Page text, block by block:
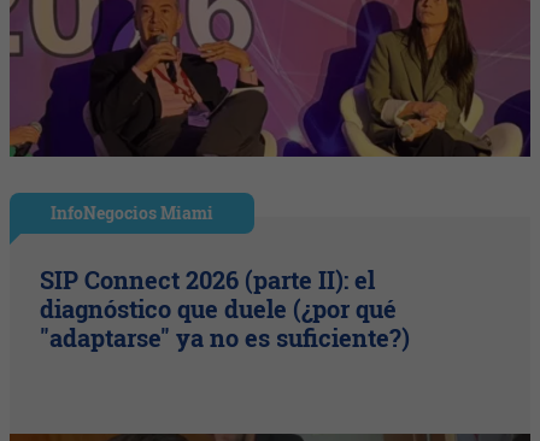
InfoNegocios Miami
SIP Connect 2026 (parte II): el
diagnóstico que duele (¿por qué
"adaptarse" ya no es suficiente?)